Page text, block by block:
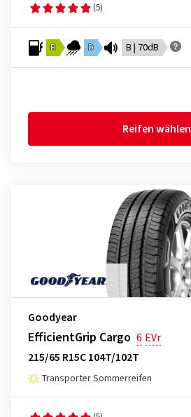
(5)
B D B | 70dB
Reifen wählen
Goodyear
EfficientGrip Cargo 6 EVr
215/65 R15C 104T/102T
Transporter Sommerreifen